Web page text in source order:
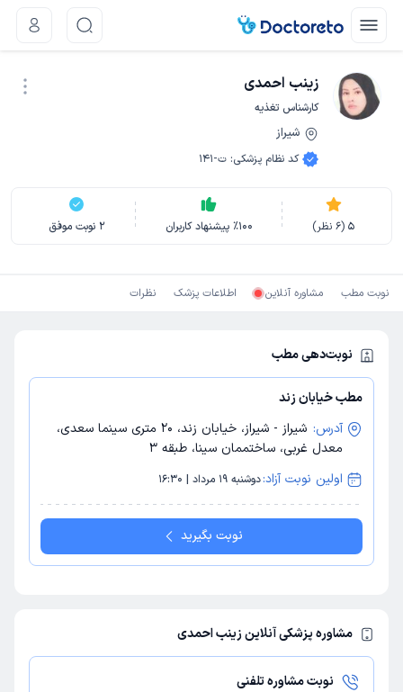
زینب احمدی
کارشناس تغذیه
شیراز
کد نظام پزشکی: ت-141
5
(
6نظر) ٪100 پیشنهاد کاربران 2 نوبت موفق
نوبت مطب مشاوره آنلاین اطلاعات پزشک نظرات
نوبت‌دهی مطب
مطب خیابان زند
آدرس:
شیراز - شیراز، خیابان زند، 20 متری سینما سعدی،
معدل غربی، ساختممان سینا، طبقه 3
اولین نوبت آزاد:دوشنبه 19 مرداد | 16:30
نوبت بگیرید
مشاوره پزشکی آنلاین زینب احمدی
نوبت مشاوره تلفنی